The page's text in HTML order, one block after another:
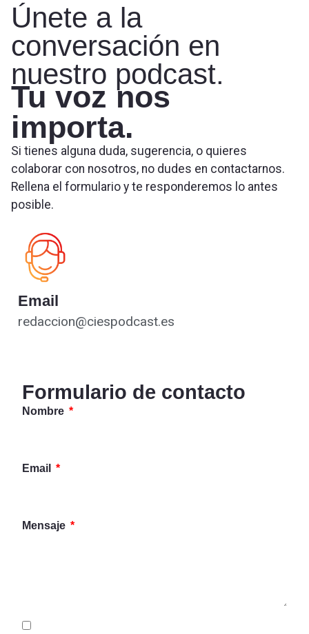
Únete a la
conversación en
nuestro podcast.
Tu voz nos
importa.
Si tienes alguna duda, sugerencia, o quieres
colaborar con nosotros, no dudes en contactarnos.
Rellena el formulario y te responderemos lo antes
posible.
Email
redaccion@ciespodcast.es
Formulario de contacto
Nombre
Email
Mensaje